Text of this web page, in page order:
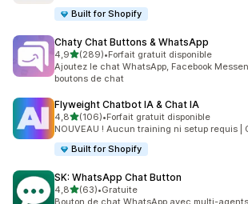
Built for Shopify
Chaty Chat Buttons & WhatsApp
4,9étoile(s) sur 5
(289)
289 avis au total
•Forfait gratuit disponible
Ajoutez le chat WhatsApp, Facebook
boutons de chat
Flyweight Chatbot IA & Chat IA
4,8étoile(s) sur 5
(106)
106 avis au total
•Forfait gratuit disponible
NOUVEAU ! Aucun training ni setup requis |
Built for Shopify
SK: WhatsApp Chat Button
4,8étoile(s) sur 5
(63)
63 avis au total
•Gratuite
Bouton de chat WhatsApp avec multi-